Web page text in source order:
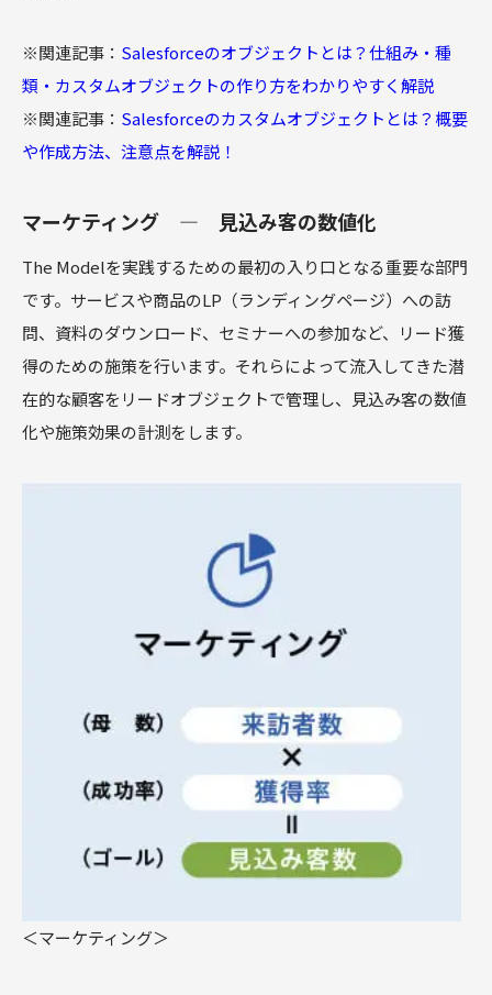
※関連記事： Salesforceのオブジェクトとは？仕組み・種
類・カスタムオブジェクトの作り方をわかりやすく解説
※関連記事： Salesforceのカスタムオブジェクトとは？概要
や作成方法、注意点を解説！
マーケティング ― 見込み客の数値化
The Modelを実践するための最初の入り口となる重要な部門
です。サービスや商品のLP（ランディングページ）への訪
問、資料のダウンロード、セミナーへの参加など、リード獲
得のための施策を行います。それらによって流入してきた潜
在的な顧客をリードオブジェクトで管理し、見込み客の数値
化や施策効果の計測をします。
＜マーケティング＞